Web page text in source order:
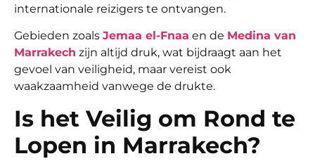
internationale reizigers te ontvangen.
Gebieden zoals Jemaa el-Fnaa en de Medina van
Marrakech zijn altijd druk, wat bijdraagt aan het
gevoel van veiligheid, maar vereist ook
waakzaamheid vanwege de drukte.
Is het Veilig om Rond te
Lopen in Marrakech?